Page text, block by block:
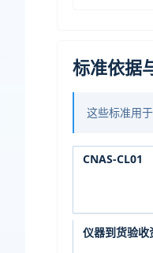
标准依据
这些标准用
CNAS-CL01
仪器到货验收